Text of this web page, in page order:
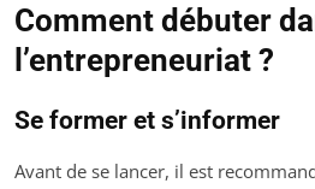
Comment débuter
l’entrepreneuriat ?
Se former et s’informer
Avant de se lancer, il est